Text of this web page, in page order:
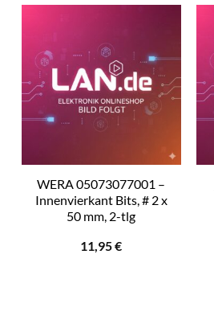
WERA 05073077001 –
Innenvierkant Bits, # 2 x
50 mm, 2-tlg
11,95€